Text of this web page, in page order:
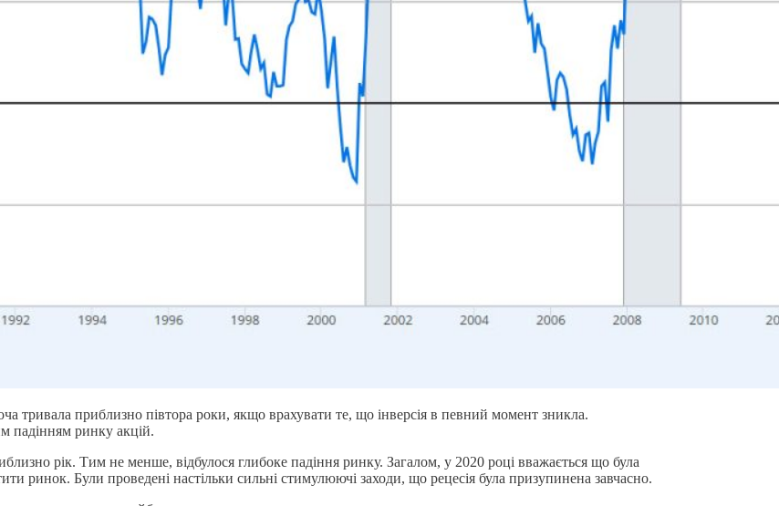
тривала приблизно півтора роки, якщо врахувати те, що інверсія в певний момент зникла.
падінням ринку акцій.
рік. Тим не менше, відбулося глибоке падіння ринку. Загалом, у 2020 році вважається що була
ринок. Були проведені настільки сильні стимулюючі заходи, що рецесія була призупинена завчасно.